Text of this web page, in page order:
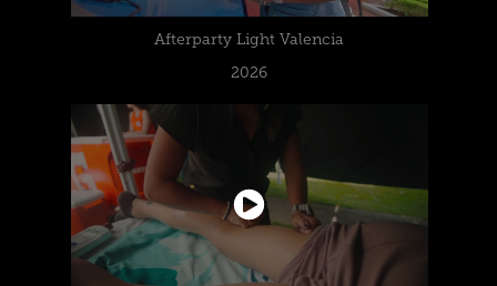
Afterparty Light Valencia
2026